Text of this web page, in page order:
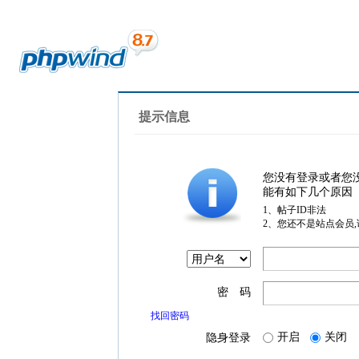
提示信息
您没有登录或者您
能有如下几个原因
1、帖子ID非法
2、您还不是站点会员
密 码
找回密码
隐身登录 开启 关闭